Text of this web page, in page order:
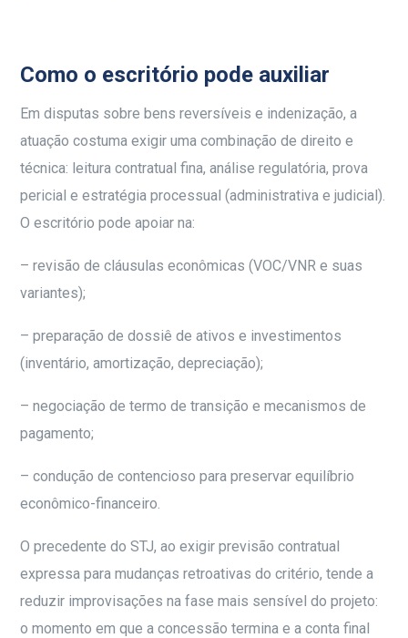
Como o escritório pode auxiliar
Em disputas sobre bens reversíveis e indenização, a
atuação costuma exigir uma combinação de direito e
técnica: leitura contratual fina, análise regulatória, prova
pericial e estratégia processual (administrativa e judicial).
O escritório pode apoiar na:
– revisão de cláusulas econômicas (VOC/VNR e suas
variantes);
– preparação de dossiê de ativos e investimentos
(inventário, amortização, depreciação);
– negociação de termo de transição e mecanismos de
pagamento;
– condução de contencioso para preservar equilíbrio
econômico-financeiro.
O precedente do STJ, ao exigir previsão contratual
expressa para mudanças retroativas do critério, tende a
reduzir improvisações na fase mais sensível do projeto:
o momento em que a concessão termina e a conta final